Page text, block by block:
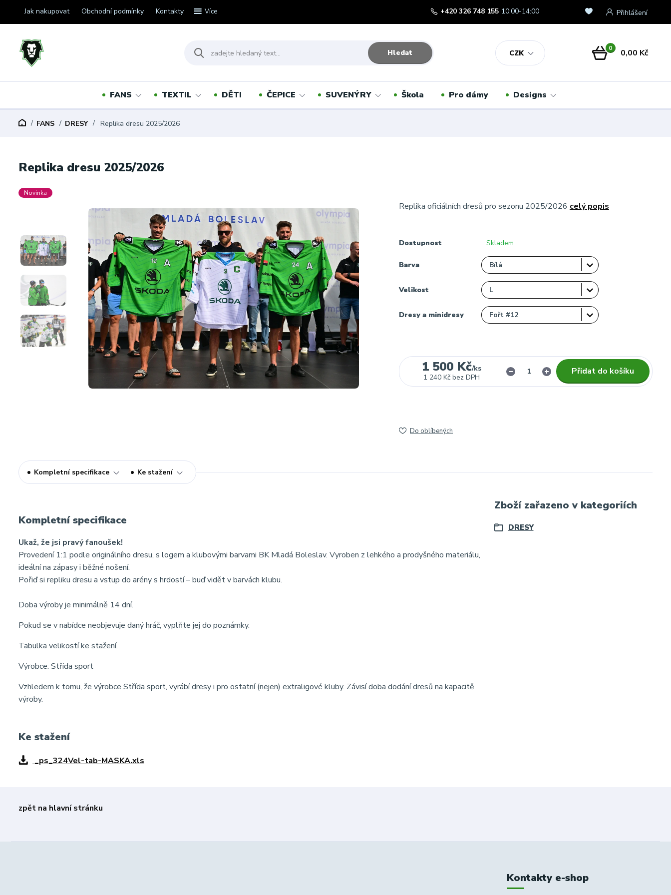
Jak nakupovat Obchodní podmínky Kontakty Více
CZK
Přihlášení
Hledat
+420 326 748 155 10:00-14:00
0 0,00 Kč
FANS TEXTIL DĚTI ČEPICE SUVENÝRY Škola Pro dámy Designs
FANS DRESY Replika dresu 2025/2026
Replika dresu 2025/2026
Novinka
Replika oficiálních dresů pro sezonu 2025/2026 celý popis
Dostupnost Skladem
Barva
Velikost
Dresy a minidresy
1 500 Kč/ks
1 240 Kč bez DPH
Přidat do košíku
Do oblíbených
Kompletní specifikace Ke stažení
Kompletní specifikace
Ukaž, že jsi pravý fanoušek!
Provedení 1:1 podle originálního dresu, s logem a klubovými barvami BK Mladá Boleslav. Vyroben z lehkého a prodyšného materiálu,
ideální na zápasy i běžné nošení.
Pořiď si repliku dresu a vstup do arény s hrdostí – buď vidět v barvách klubu.
Doba výroby je minimálně 14 dní.
Pokud se v nabídce neobjevuje daný hráč, vyplňte jej do poznámky.
Tabulka velikostí ke stažení.
Výrobce: Střída sport
Vzhledem k tomu, že výrobce Střída sport, vyrábí dresy i pro ostatní (nejen) extraligové kluby. Závisí doba dodání dresů na kapacitě
výroby.
Zboží zařazeno v kategoriích
DRESY
Ke stažení
_ps_324Vel-tab-MASKA.xls
zpět na hlavní stránku
Kontakty e-shop